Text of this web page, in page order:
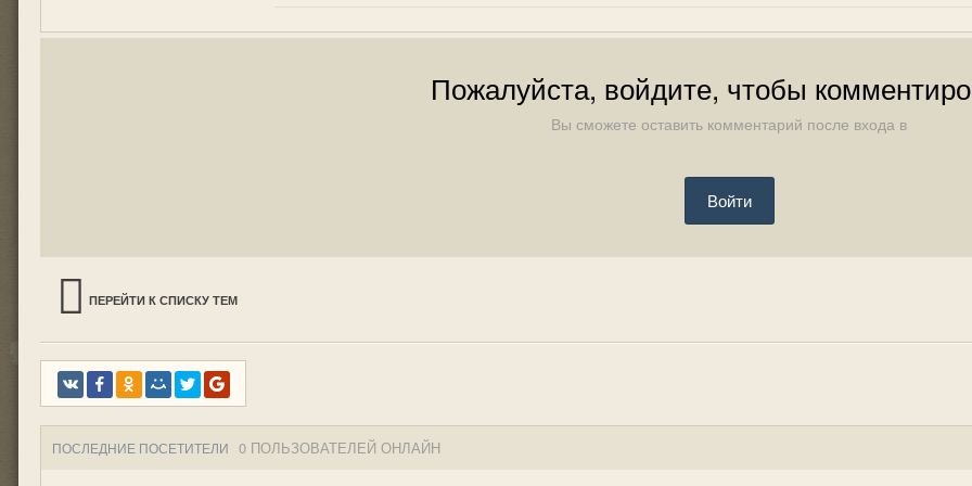
Пожалуйста, войдите, чтобы
Вы сможете оставить комментарий после входа в
Войти
ПЕРЕЙТИ К СПИСКУ ТЕМ
ПОСЛЕДНИЕ ПОСЕТИТЕЛИ 0 ПОЛЬЗОВАТЕЛЕЙ ОНЛАЙН